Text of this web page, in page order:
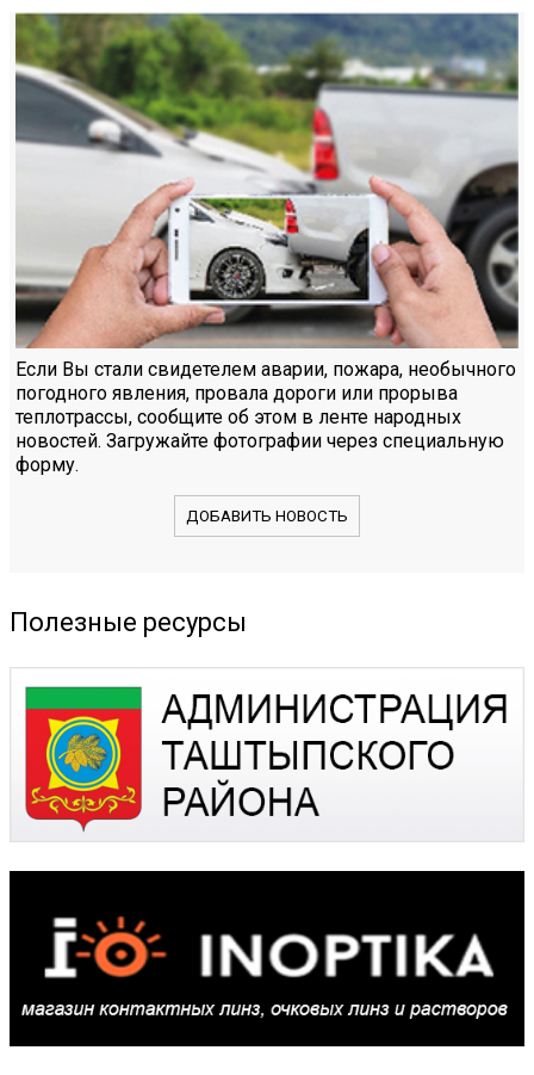
Если Вы стали свидетелем аварии, пожара, необычного
погодного явления, провала дороги или прорыва
теплотрассы, сообщите об этом в ленте народных
новостей. Загружайте фотографии через специальную
форму.
ДОБАВИТЬ НОВОСТЬ
Полезные ресурсы